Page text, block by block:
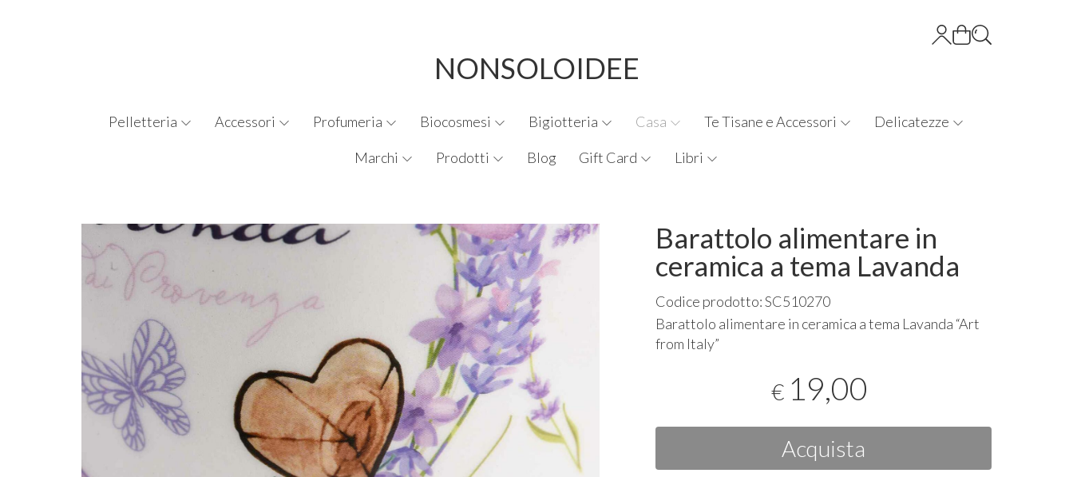
NONSOLOIDEE
Pelletteria Accessori Profumeria Biocosmesi Bigiotteria Casa Te Tisane e Accessori Delicatezze
Marchi Prodotti Blog Gift Card Libri
Barattolo alimentare in
ceramica a tema Lavanda
Codice prodotto: SC510270
Barattolo alimentare in ceramica a tema Lavanda “Art
from Italy”
€ 19,00
Acquista